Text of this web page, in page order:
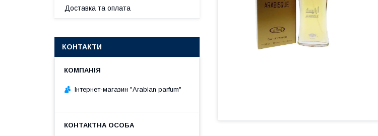
Доставка та оплата
КОНТАКТИ
Інтернет-магазин "Arabian parfum"